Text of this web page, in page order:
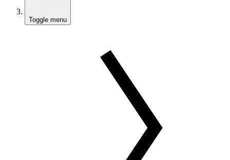
Toggle menu